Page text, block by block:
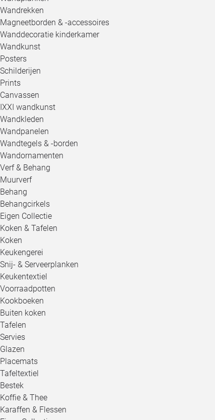
Wandrekken
Magneetborden & -accessoires
Wanddecoratie kinderkamer
Wandkunst
Posters
Schilderijen
Prints
Canvassen
IXXI wandkunst
Wandkleden
Wandpanelen
Wandtegels & -borden
Wandornamenten
Verf & Behang
Muurverf
Behang
Behangcirkels
Eigen Collectie
Koken & Tafelen
Koken
Keukengerei
Snij- & Serveerplanken
Keukentextiel
Voorraadpotten
Kookboeken
Buiten koken
Tafelen
Servies
Glazen
Placemats
Tafeltextiel
Bestek
Koffie & Thee
Karaffen & Flessen